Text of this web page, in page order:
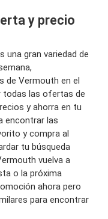
y precio
una gran variedad de
de Vermouth en el
todas las ofertas de
y ahorra en tu
encontrar las
y compra al
tu búsqueda
vuelva a
o la próxima
ahora pero
para encontrar